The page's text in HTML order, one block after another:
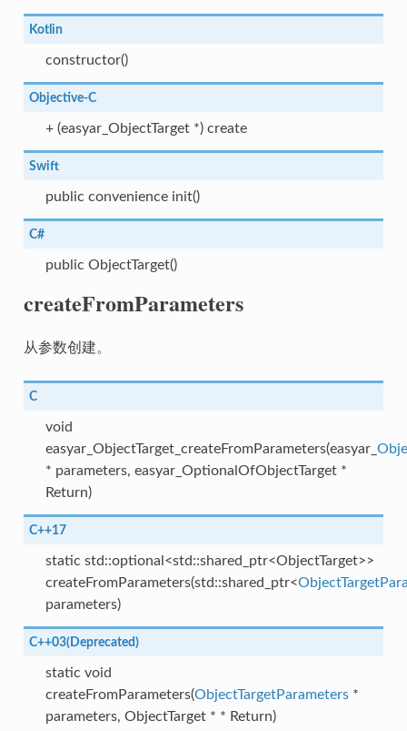
Kotlin
constructor()
Objective-C
+ (easyar_ObjectTarget *) create
Swift
public convenience init()
C#
public ObjectTarget()
createFromParameters
从参数创建。
C
void
easyar_ObjectTarget_createFromParameters(easyar_
* parameters, easyar_OptionalOfObjectTarget *
Return)
C++17
static std::optional<std::shared_ptr<ObjectTarget>>
createFromParameters(std::shared_ptr<
parameters)
C++03(Deprecated)
static void
createFromParameters(ObjectTargetParameters*
parameters, ObjectTarget * * Return)